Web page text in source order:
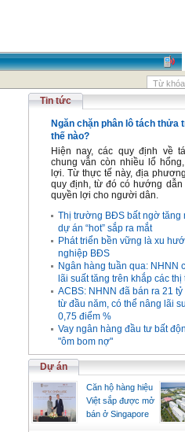
Tin tức
Ngăn chặn phân lô tách thửa
thế nào?
Hiện nay, các quy định về
chung vẫn còn nhiều lổ
lợi. Từ thực tế này, địa
quy định, từ đó có hướng
quyền lợi cho người dân.
Thị trường BĐS bất ngờ tăng
dự án “hot” sắp ra mắt
Phát triển bền vững là xu
nghiệp BĐS
Ngân hàng tuần qua: NHNN
lãi suất tăng trên khắp các
ACBS: NHNN đã bán ra 21
từ đầu năm, có thể nâng lãi
0,75 điểm %
Vay ngân hàng đầu tư bất
"ôm bom nợ"
Dự án
Căn hộ hàng hiệu
Việt sắp được mở
bán ở Singapore